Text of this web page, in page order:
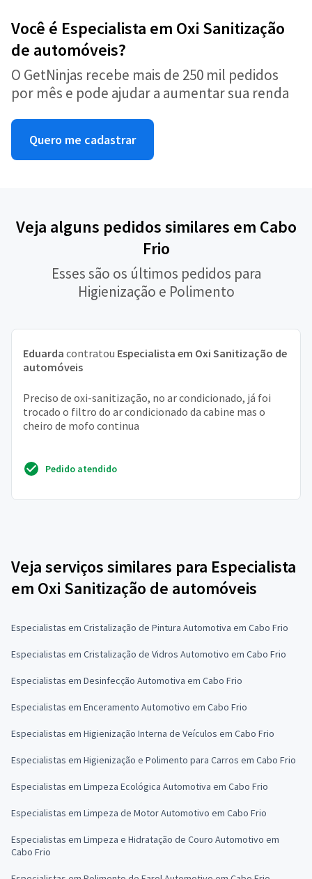
Você é Especialista em Oxi Sanitização
de automóveis?
O GetNinjas recebe mais de 250 mil pedidos
por mês e pode ajudar a aumentar sua renda
Quero me cadastrar
Veja alguns pedidos similares em Cabo
Frio
Esses são os últimos pedidos para
Higienização e Polimento
Eduarda contratou Especialista em Oxi Sanitização de
automóveis
Preciso de oxi-sanitização, no ar condicionado, já foi
trocado o filtro do ar condicionado da cabine mas o
cheiro de mofo continua
Pedido atendido
Veja serviços similares para Especialista
em Oxi Sanitização de automóveis
Especialistas em Cristalização de Pintura Automotiva em Cabo Frio
Especialistas em Cristalização de Vidros Automotivo em Cabo Frio
Especialistas em Desinfecção Automotiva em Cabo Frio
Especialistas em Enceramento Automotivo em Cabo Frio
Especialistas em Higienização Interna de Veículos em Cabo Frio
Especialistas em Higienização e Polimento para Carros em Cabo Frio
Especialistas em Limpeza Ecológica Automotiva em Cabo Frio
Especialistas em Limpeza de Motor Automotivo em Cabo Frio
Especialistas em Limpeza e Hidratação de Couro Automotivo em
Cabo Frio